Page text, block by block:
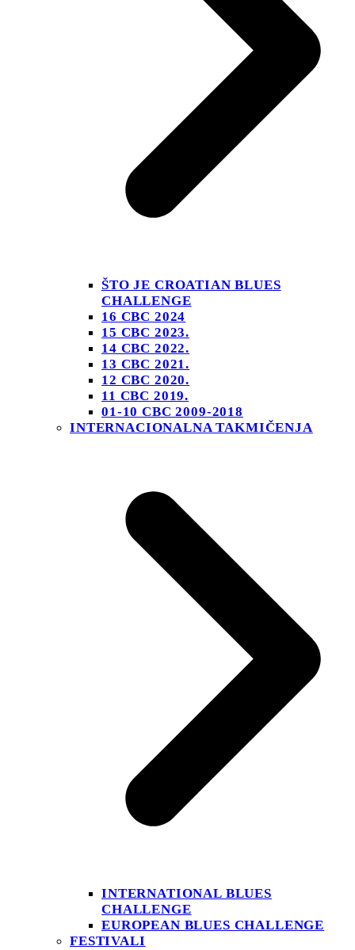
ŠTO JE CROATIAN BLUES
CHALLENGE
16 CBC 2024
15 CBC 2023.
14 CBC 2022.
13 CBC 2021.
12 CBC 2020.
11 CBC 2019.
01-10 CBC 2009-2018
INTERNACIONALNA TAKMIČENJA
INTERNATIONAL BLUES
CHALLENGE
EUROPEAN BLUES CHALLENGE
FESTIVALI